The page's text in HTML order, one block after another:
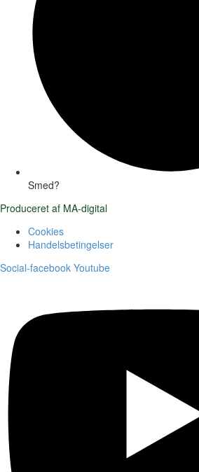
Smed?
Produceret af MA-digital
Cookies
Handelsbetingelser
Social-facebook Youtube